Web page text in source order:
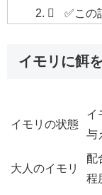
✅この
イモリに餌
イモリの状態
イ
与
大人のイモリ
配
程